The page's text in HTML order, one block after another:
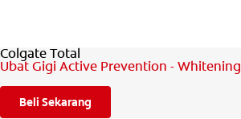
Colgate Total
Ubat Gigi Active Prevention - Whitening
Beli Sekarang